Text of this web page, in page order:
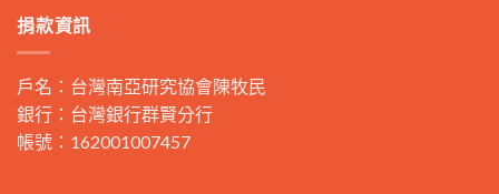
捐款資訊
戶名：台灣南亞研究協會陳牧民
銀行：台灣銀行群賢分行
帳號：162001007457